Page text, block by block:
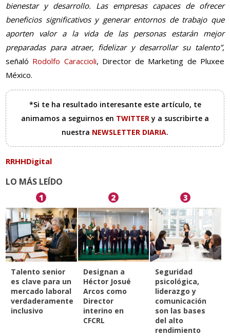
bienestar y desarrollo. Las empresas capaces de ofrecer
beneficios significativos y generar entornos de trabajo que
aporten valor a la vida de las personas estarán mejor
preparadas para atraer, fidelizar y desarrollar su talento”,
señaló Rodolfo Caraccioli, Director de Marketing de Pluxee
México.
*Si te ha resultado interesante este artículo, te
animamos a seguirnos en TWITTERy a suscribirte a
nuestra NEWSLETTER DIARIA.
RRHHDigital
LO MÁS LEÍDO
1
Talento senior
es clave para un
mercado laboral
verdaderamente
inclusivo
2
Designan a
Héctor Josué
Arcos como
Director
interino en
CFCRL
3
Seguridad
psicológica,
liderazgo y
comunicación
son las bases
del alto
rendimiento